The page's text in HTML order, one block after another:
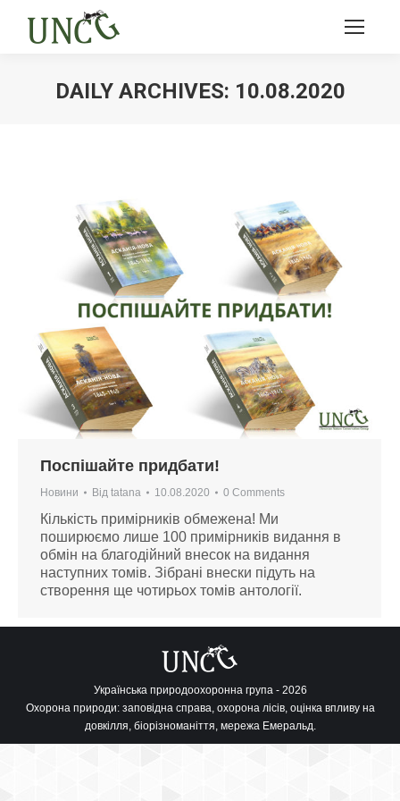
DAILY ARCHIVES: 10.08.2020
Поспішайте придбати!
Новини Від tatana 10.08.2020 0 Comments
Кількість примірників обмежена! Ми
поширюємо лише 100 примірників видання в
обмін на благодійний внесок на видання
наступних томів. Зібрані внески підуть на
створення ще чотирьох томів антології.
Українська природоохоронна група - 2026
Охорона природи: заповідна справа, охорона лісів, оцінка впливу на
довкілля, біорізноманіття, мережа Емеральд.